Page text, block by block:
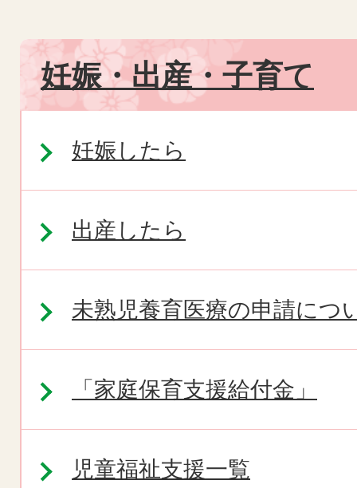
妊娠・出産・子育て
妊娠したら
出産したら
未熟児養育医療の申請につ
「家庭保育支援給付金」
児童福祉支援一覧